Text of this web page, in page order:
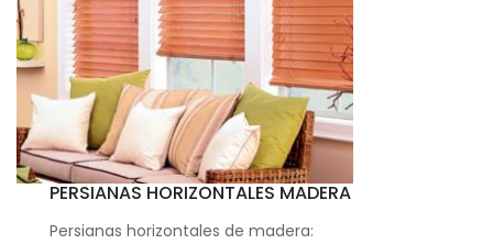
PERSIANAS HORIZONTALES MADERA
Persianas horizontales de madera: